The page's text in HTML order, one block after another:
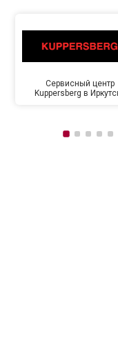
Сервисный центр
Kuppersberg в